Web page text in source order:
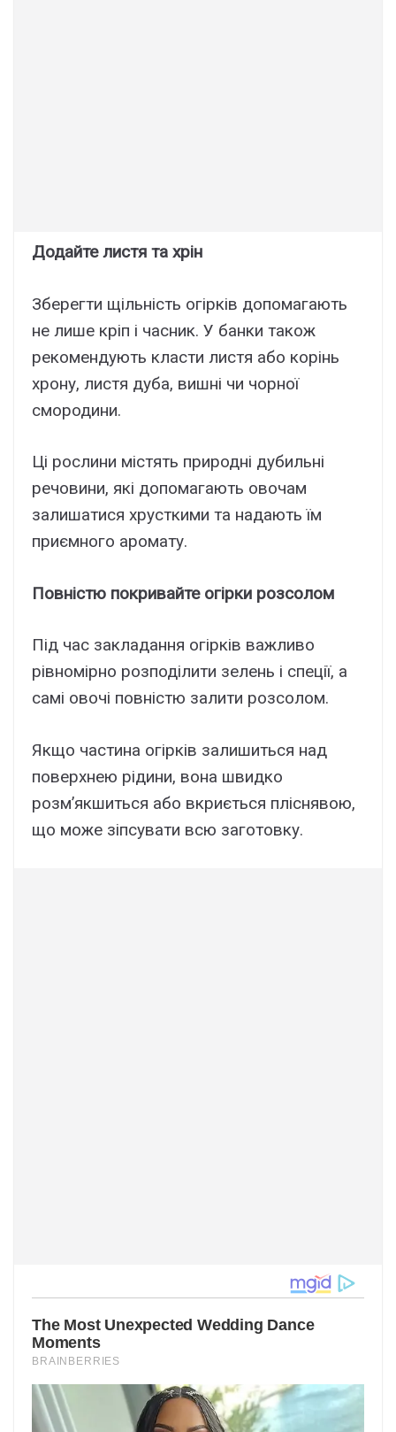
Додайте листя та хрін
Зберегти щільність огірків допомагають
не лише кріп і часник. У банки також
рекомендують класти листя або корінь
хрону, листя дуба, вишні чи чорної
смородини.
Ці рослини містять природні дубильні
речовини, які допомагають овочам
залишатися хрусткими та надають їм
приємного аромату.
Повністю покривайте огірки розсолом
Під час закладання огірків важливо
рівномірно розподілити зелень і спеції, а
самі овочі повністю залити розсолом.
Якщо частина огірків залишиться над
поверхнею рідини, вона швидко
розм’якшиться або вкриється пліснявою,
що може зіпсувати всю заготовку.